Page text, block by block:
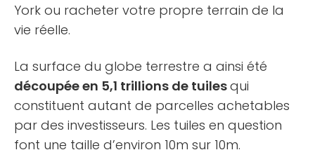
York ou racheter votre propre terrain de la
vie réelle.
La surface du globe terrestre a ainsi été
découpée en 5,1 trillions de tuilesqui
constituent autant de parcelles achetables
par des investisseurs. Les tuiles en question
font une taille d’environ 10m sur 10m.